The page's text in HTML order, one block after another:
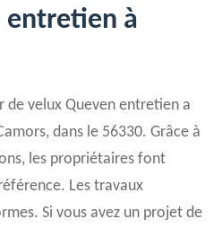
entretien à
velux Queven entretien a
dans le 56330. Grâce à
les propriétaires font
Les travaux
Si vous avez un projet de